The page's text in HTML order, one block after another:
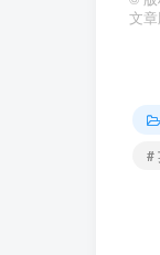
文
#